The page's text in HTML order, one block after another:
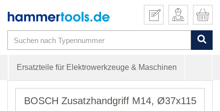
Ersatzteile für Elektrowerkzeuge & Maschinen
BOSCH Zusatzhandgriff M14, Ø37x115